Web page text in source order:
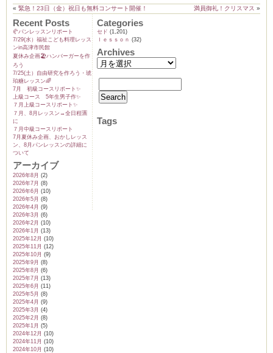
« 緊急！23日（金）祝日も無料コンサート開催！ 満員御礼！クリスマス »
Recent Posts
🥐パンレッスンリポート
7/29(水）福祉こども料理レッス
ンin高津市民館
夏休み企画🏖️ハンバーガーを作
ろう
7/25(土）自由研究を作ろう・琥
珀糖レッスン🌈
7月 初級コースリポート✨️
上級コース 5年生男子作✨️
７月上級コースリポート✨️
７月、8月レッスン→全日程🈵
に
７月中級コースリポート
7月夏休み企画、おかしレッス
ン、8月パンレッスンの詳細に
ついて
アーカイブ
2026年8月 (2)
2026年7月 (8)
2026年6月 (10)
2026年5月 (8)
2026年4月 (9)
2026年3月 (6)
2026年2月 (10)
2026年1月 (13)
2025年12月 (10)
2025年11月 (12)
2025年10月 (9)
2025年9月 (8)
2025年8月 (6)
2025年7月 (13)
2025年6月 (11)
2025年5月 (8)
2025年4月 (9)
2025年3月 (4)
2025年2月 (8)
2025年1月 (5)
2024年12月 (10)
2024年11月 (10)
2024年10月 (10)
Categories
セド (1,201)
ｌｅｓｓｏｎ (32)
Archives
Tags